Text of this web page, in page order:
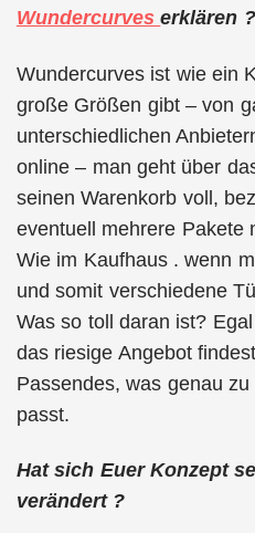
Wundercurveserklären ?
Wundercurves ist wie ein
große Größen gibt – von
unterschiedlichen
online – man geht über
seinen Warenkorb voll,
eventuell mehrere Pakete
Wie im Kaufhaus . wenn
und somit verschiedene
Was so toll daran ist?
das riesige Angebot
Passendes, was genau
passt.
Hat sich Euer Konzept
verändert ?